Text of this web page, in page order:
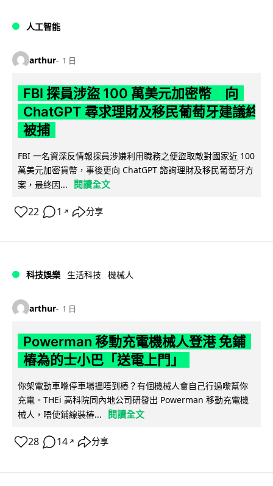
人工智能
arthur 1 日
FBI 探員涉盜 100 萬美元加密幣 向
ChatGPT 尋求理財及移民葡萄牙建議終
被捕
FBI 一名資深反情報探員涉嫌利用職務之便盜取敵對國家近 100
萬美元加密貨幣，事後更向 ChatGPT 諮詢理財及移民葡萄牙方
案，最終因...
閱讀全文
22 1 ↗ 分享
科技娛樂 生活科技 機械人
arthur 1 日
Powerman 移動充電機械人登港 免鋪
樁為的士小巴「送電上門」
你架電動車喺停車場搵唔到樁？有個機械人會自己行過嚟幫你
充電。THEi 高科院同內地公司研發出 Powerman 移動充電機
械人，唔使鋪線裝樁...
閱讀全文
28 14 ↗ 分享